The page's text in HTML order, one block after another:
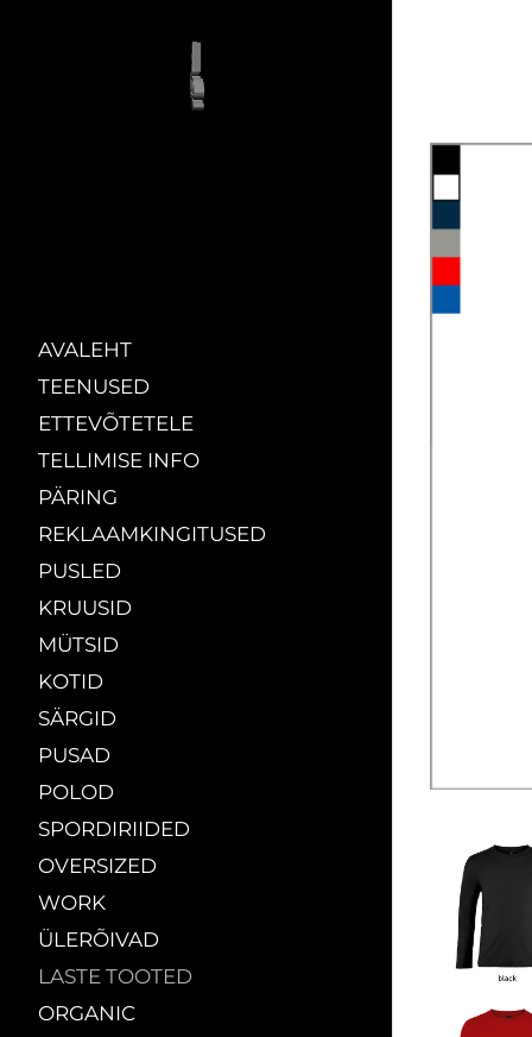
AVALEHT
TEENUSED
ETTEVÕTETELE
TELLIMISE INFO
PÄRING
REKLAAMKINGITUSED
PUSLED
KRUUSID
MÜTSID
KOTID
SÄRGID
PUSAD
POLOD
SPORDIRIIDED
OVERSIZED
WORK
ÜLERÕIVAD
LASTE TOOTED
ORGANIC